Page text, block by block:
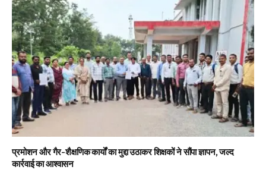
प्रमोशन और गैर-शैक्षणिक कार्यों का मुद्दा उठाकर शिक्षकों ने सौंपा ज्ञापन, जल्द
कार्रवाई का आश्वासन